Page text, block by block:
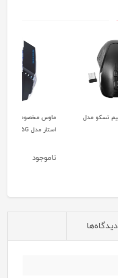
ماوس مخصوص بازی کینگ
دیدگاه‌ها